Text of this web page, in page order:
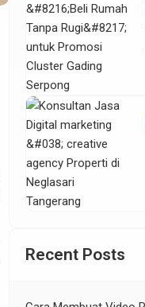
Recent Posts